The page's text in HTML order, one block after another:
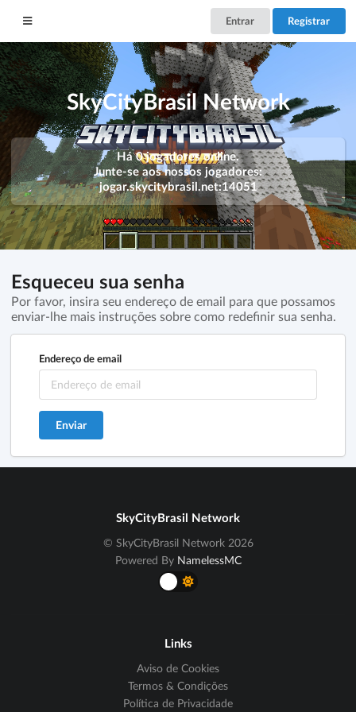
Entrar Registrar
SkyCityBrasil Network
Há 0 jogadores online.
Junte-se aos nossos jogadores:
jogar.skycitybrasil.net:14051
Esqueceu sua senha
Por favor, insira seu endereço de email para que possamos
enviar-lhe mais instruções sobre como redefinir sua senha.
Endereço de email
SkyCityBrasil Network
© SkyCityBrasil Network 2026
Powered By NamelessMC
Links
Aviso de Cookies
Termos & Condições
Política de Privacidade